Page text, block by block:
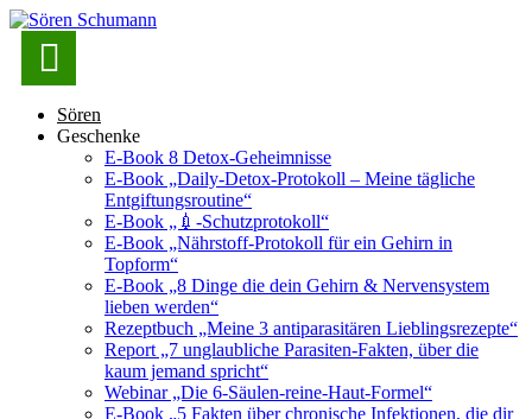

Sören
Geschenke
E-Book 8 Detox-Geheimnisse
E-Book „Daily-Detox-Protokoll – Meine tägliche
Entgiftungsroutine“
E-Book „💉-Schutzprotokoll“
E-Book „Nährstoff-Protokoll für ein Gehirn in
Topform“
E-Book „8 Dinge die dein Gehirn & Nervensystem
lieben werden“
Rezeptbuch „Meine 3 antiparasitären Lieblingsrezepte“
Report „7 unglaubliche Parasiten-Fakten, über die
kaum jemand spricht“
Webinar „Die 6-Säulen-reine-Haut-Formel“
E-Book „5 Fakten über chronische Infektionen, die dir